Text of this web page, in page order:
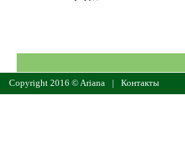
Copyright 2016 © Ariana | Контакты